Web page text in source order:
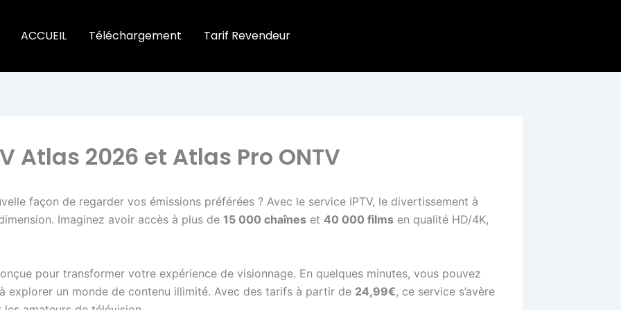
ACCUEIL Téléchargement Tarif Revendeur
Atlas 2026 et Atlas Pro ONTV
façon de regarder vos émissions préférées ? Avec le service IPTV, le divertissement à
Imaginez avoir accès à plus de 15 000 chaînes et 40 000 films en qualité HD/4K,
pour transformer votre expérience de visionnage. En quelques minutes, vous pouvez
explorer un monde de contenu illimité. Avec des tarifs à partir de 24,99€, ce service s’avère